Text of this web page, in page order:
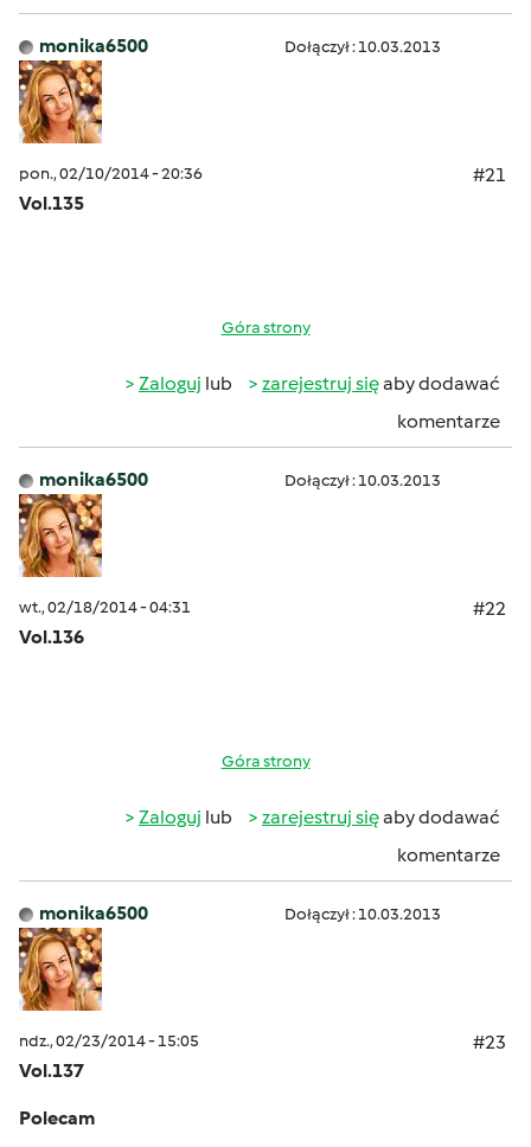
monika6500 Dołączył : 10.03.2013
pon., 02/10/2014 - 20:36
#21
Vol.135
Góra strony
Zaloguj lub zarejestruj sięaby dodawać
komentarze
monika6500 Dołączył : 10.03.2013
wt., 02/18/2014 - 04:31
#22
Vol.136
Góra strony
Zaloguj lub zarejestruj sięaby dodawać
komentarze
monika6500 Dołączył : 10.03.2013
ndz., 02/23/2014 - 15:05
#23
Vol.137
Polecam